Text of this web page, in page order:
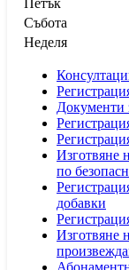
Петък
Събота
Неделя
Документи
Изготвяне
по
добавки
Изготвяне